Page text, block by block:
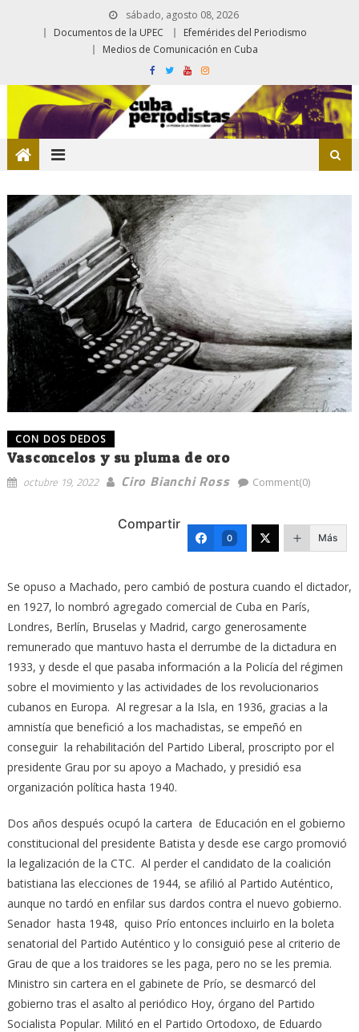
sábado, agosto 08, 2026
Documentos de la UPEC
Efemérides del Periodismo
Medios de Comunicación en Cuba
CON DOS DEDOS
Vasconcelos y su pluma de oro
octubre 19, 2022 Ciro Bianchi Ross Comment(0)
Compartir
0 Más
Se opuso a Machado, pero cambió de postura cuando el dictador,
en 1927, lo nombró agregado comercial de Cuba en París,
Londres, Berlín, Bruselas y Madrid, cargo generosamente
remunerado que mantuvo hasta el derrumbe de la dictadura en
1933, y desde el que pasaba información a la Policía del régimen
sobre el movimiento y las actividades de los revolucionarios
cubanos en Europa. Al regresar a la Isla, en 1936, gracias a la
amnistía que benefició a los machadistas, se empeñó en
conseguir la rehabilitación del Partido Liberal, proscripto por el
presidente Grau por su apoyo a Machado, y presidió esa
organización política hasta 1940.
Dos años después ocupó la cartera de Educación en el gobierno
constitucional del presidente Batista y desde ese cargo promovió
la legalización de la CTC. Al perder el candidato de la coalición
batistiana las elecciones de 1944, se afilió al Partido Auténtico,
aunque no tardó en enfilar sus dardos contra el nuevo gobierno.
Senador hasta 1948, quiso Prío entonces incluirlo en la boleta
senatorial del Partido Auténtico y lo consiguió pese al criterio de
Grau de que a los traidores se les paga, pero no se les premia.
Ministro sin cartera en el gabinete de Prío, se desmarcó del
gobierno tras el asalto al periódico Hoy, órgano del Partido
Socialista Popular. Militó en el Partido Ortodoxo, de Eduardo